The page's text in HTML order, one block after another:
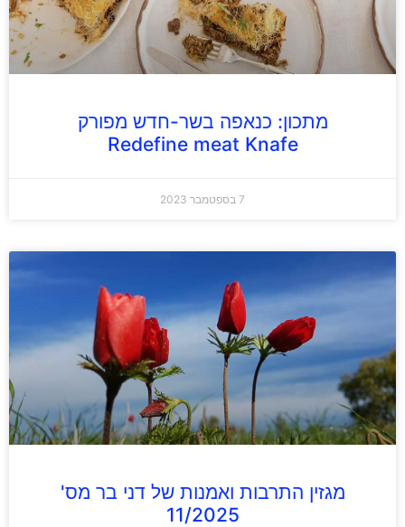
מתכון: כנאפה בשר-חדש מפורק
Redefine meat Knafe
7 בספטמבר 2023
מגזין התרבות ואמנות של דני בר מס'
11/2025